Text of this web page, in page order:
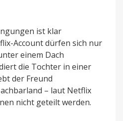
ist klar
Account dürfen sich nur
einem Dach
die Tochter in einer
der Freund
– laut Netflix
nicht geteilt werden.